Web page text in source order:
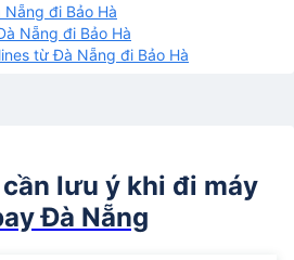
đi Bảo Hà
Nẵng đi Bảo Hà
từ Đà Nẵng đi Bảo Hà
lưu ý khi đi máy
Đà Nẵng